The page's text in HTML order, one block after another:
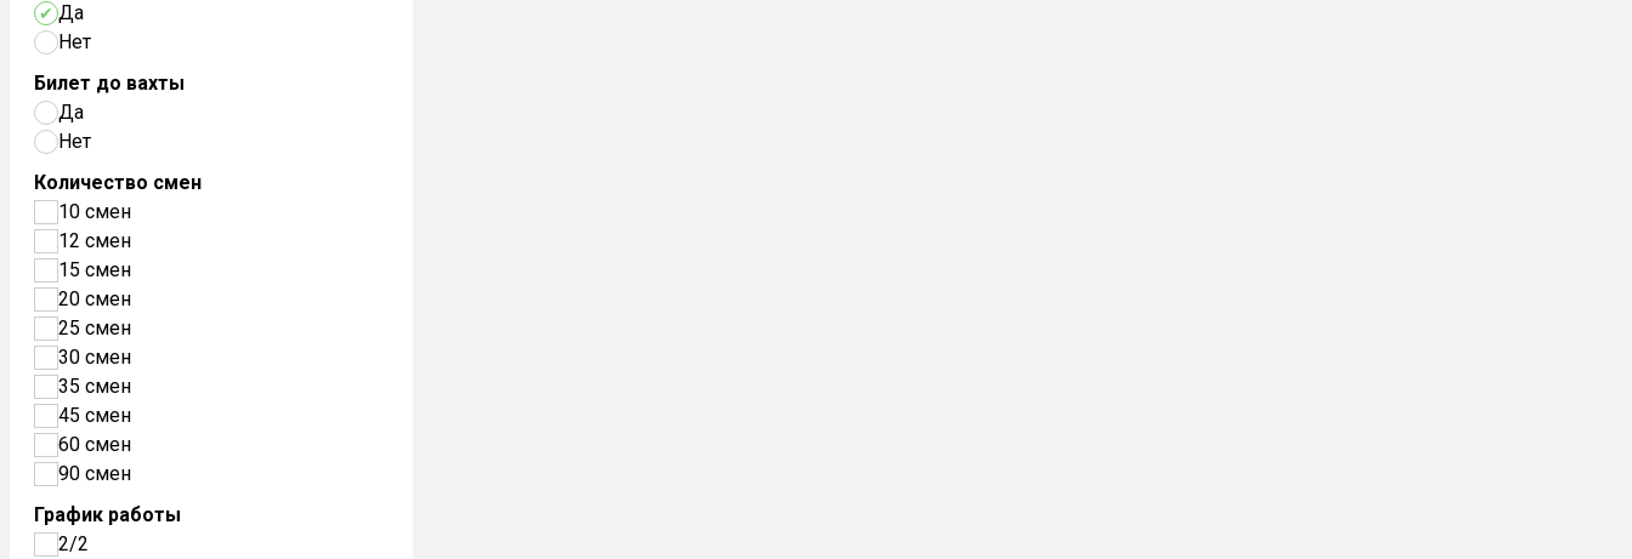
Да
Нет
Билет до вахты
Да
Нет
Количество смен
10 смен
12 смен
15 смен
20 смен
25 смен
30 смен
35 смен
45 смен
60 смен
90 смен
График работы
2/2